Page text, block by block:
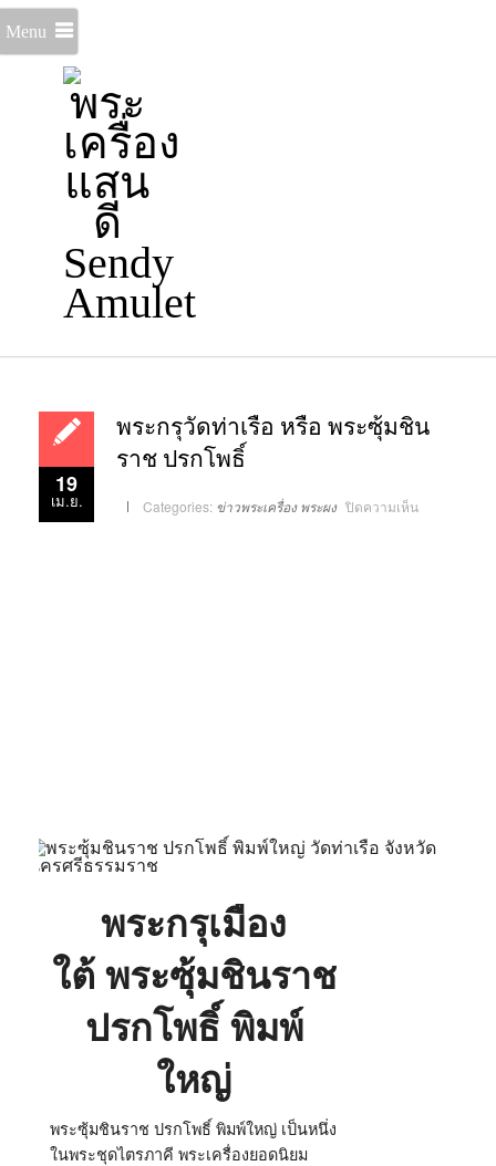
Menu
19
เม.ย.
พระกรุวัดท่าเรือ หรือ พระซุ้มชิน
ราช ปรกโพธิ์
Categories: ข่าวพระเครื่อง พระผง ปิดความเห็นบน
พระ
พระกรุเมือง
ใต้ พระซุ้มชินราช
ปรกโพธิ์ พิมพ์
ใหญ่
พระซุ้มชินราช ปรกโพธิ์ พิมพ์ใหญ่ เป็นหนึ่ง
ในพระชุดไตรภาคี พระเครื่องยอดนิยม